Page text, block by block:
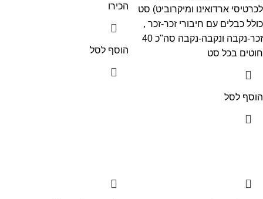
לכרטיסי ארדואינו ומיקרוביט) סט
כולל כבלים עם חיבורי זכר-זכר ,
זכר-נקבה ונקבה-נקבה סה"כ 40
חוטים בכל סט
הוסף לסל
הכירו
הוסף לסל